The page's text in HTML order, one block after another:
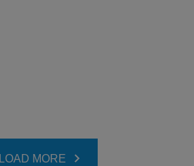
LOAD MORE